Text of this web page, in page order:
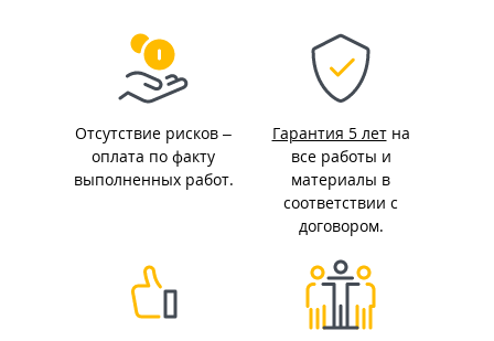
Отсутствие рисков –
оплата по факту
выполненных работ.
Гарантия 5 летна
все работы и
материалы в
соответствии с
договором.